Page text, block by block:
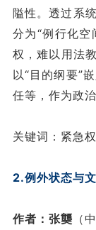
隘性。透过系
分为“例行化空
权，难以用法
以“目的纲要”
任等，作为政
关键词：紧急
2.例外状态与
作者：张龑 （